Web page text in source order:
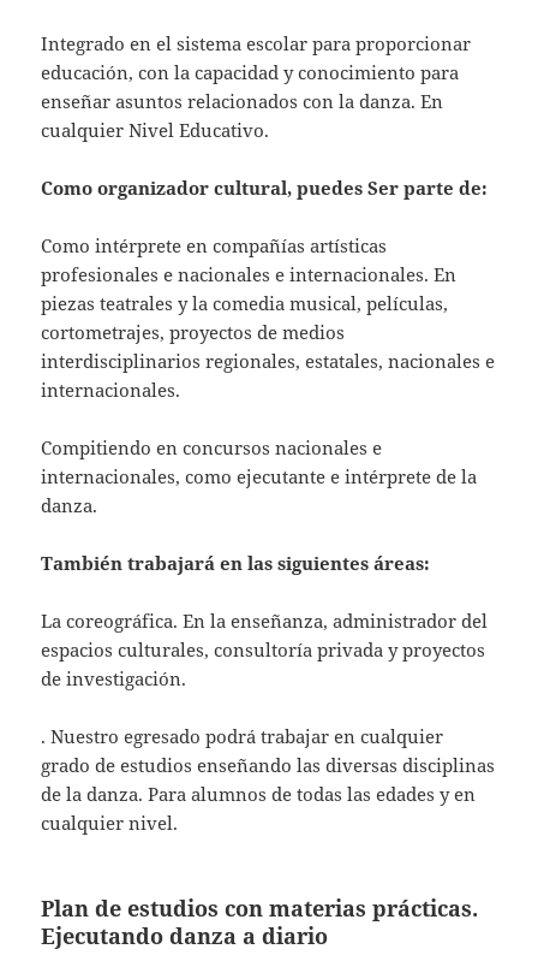
Integrado en el sistema escolar para proporcionar
educación, con la capacidad y conocimiento para
enseñar asuntos relacionados con la danza. En
cualquier Nivel Educativo.
Como organizador cultural, puedesSer parte de:
Como intérprete en compañías artísticas
profesionales e nacionales e internacionales. En
piezas teatrales y la comedia musical, películas,
cortometrajes, proyectos de medios
interdisciplinarios regionales, estatales, nacionales e
internacionales.
Compitiendo en concursos nacionales e
internacionales, como ejecutante e intérprete de la
danza.
También trabajará en las siguientes áreas:
La coreográfica. En la enseñanza, administrador del
espacios culturales, consultoría privada y proyectos
de investigación.
. Nuestro egresado podrá trabajar en cualquier
grado de estudios enseñando las diversas disciplinas
de la danza. Para alumnos de todas las edades y en
cualquier nivel.
Plan de estudios con materias prácticas.
Ejecutando danza a diario